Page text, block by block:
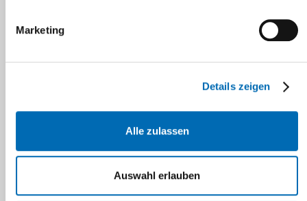
Marketing
Details zeigen
Alle zulassen
Auswahl erlauben
Projektsteuerung
Bestandsaufnahme
Erstellen von CAD-Zeichnungen
Unser Team aus Architekten, Ingenieuren,
Bauzeichnern und Technischen Zeichnern
sowie Assistenten begleitet Bauprojekte von
der ersten Idee bis zur Inbetriebnahme und